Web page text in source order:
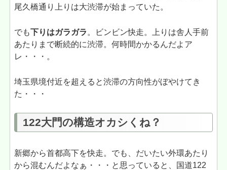
尾久橋通り上りは大渋滞が始まっていた。
でも下りはガラガラ 。ビンビン快走。上りは舎人手前
あたりまで断続的に渋滞。何時間かかるんだよア
レ・・・。
埼玉県境付近を超えると渋滞の方向性がぼやけてき
た・・・
122大門の構造オカシくね？
新郷から首都高下を快走。でも、だいたい外環あたり
から混むんだよなぁ・・・と思っていると、国道122